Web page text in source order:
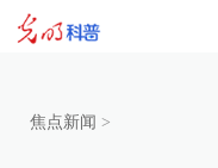
焦点新闻 >